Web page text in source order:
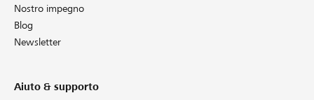
Nostro impegno
Blog
Newsletter
Aiuto & supporto